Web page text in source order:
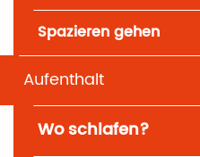
Spazieren gehen
Aufenthalt
Wo schlafen?
de Tassigny
Mestras
66 12 65